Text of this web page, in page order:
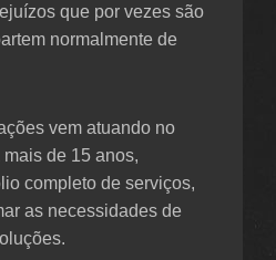
que por vezes são
normalmente de
vem atuando no
de 15 anos,
completo de serviços,
as necessidades de